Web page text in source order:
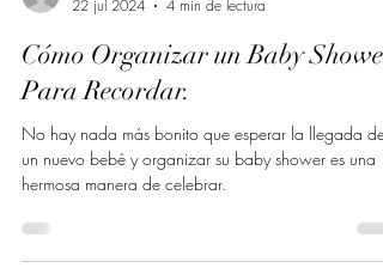
Gris Bu
22 jul 2024
4 min de lectura
Para Recordar.
No hay nada más bonito que esperar la llegada de
un nuevo bebé y organizar su baby shower es una